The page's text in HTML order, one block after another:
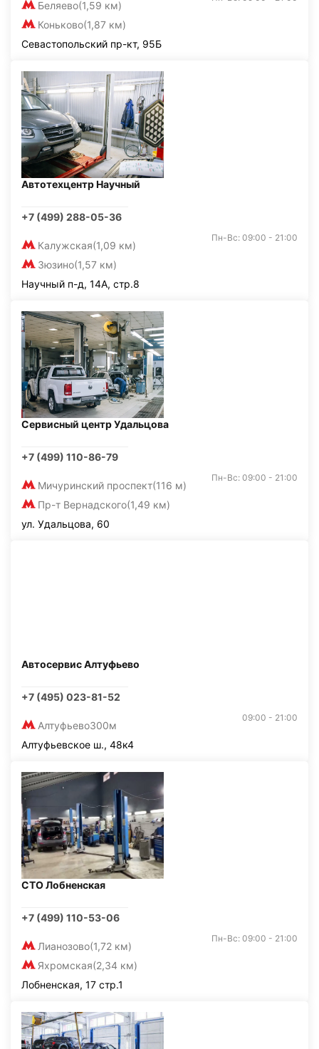
Беляево(1,59 км)
Коньково(1,87 км)
Севастопольский пр-кт, 95Б
Автотехцентр Научный
+7 (499) 288-05-36
Калужская(1,09 км)
Зюзино(1,57 км)
Пн-Вс: 09:00 - 21:00
Научный п-д, 14А, стр.8
Сервисный центр Удальцова
+7 (499) 110-86-79
Мичуринский проспект(116 м)
Пр-т Вернадского(1,49 км)
Пн-Вс: 09:00 - 21:00
ул. Удальцова, 60
Автосервис Алтуфьево
+7 (495) 023-81-52
Алтуфьево300м
09:00 - 21:00
Алтуфьевское ш., 48к4
СТО Лобненская
+7 (499) 110-53-06
Лианозово(1,72 км)
Яхромская(2,34 км)
Пн-Вс: 09:00 - 21:00
Лобненская, 17 стр.1